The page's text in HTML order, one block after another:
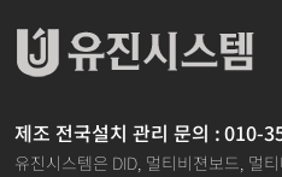
제조 전국설치 관리 문의 : 010-
유진시스템은 DID, 멀티비젼보드, 멀